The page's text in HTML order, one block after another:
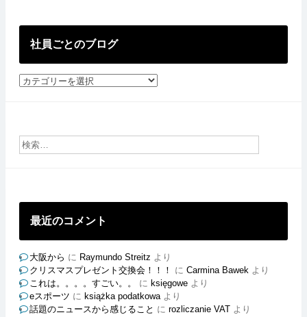
社員ごとのブログ
社
ブ
最近のコメント
大阪から に Raymundo Streitz より
クリスマスプレゼント交換会！！！
に Carmina Bawekより
これは。。。。すごい。。
に księgoweより
eスポーツ に książka podatkowaより
話題のニュースから感じること に rozliczanie VATより